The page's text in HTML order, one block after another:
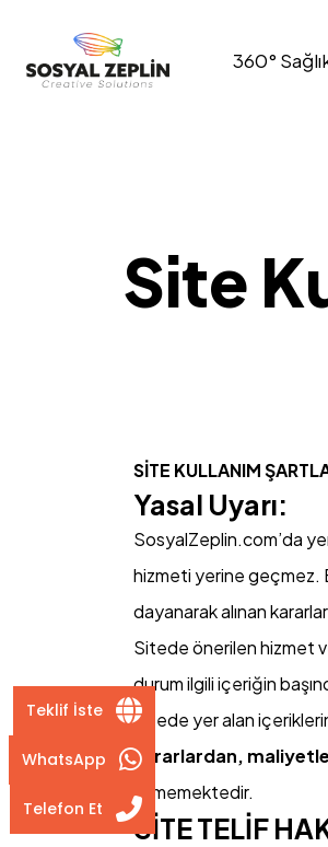
360°
Site
SİTE KULLANIM
Yasal Uyarı:
SosyalZeplin.com’da
hizmeti yerine geçmez.
dayanarak alınan
Sitede önerilen hizmet
durum ilgili içeriğin
Sitede yer alan
zararlardan,
etmemektedir.
SİTE TELİF
Teklif İste
WhatsApp
Telefon Et